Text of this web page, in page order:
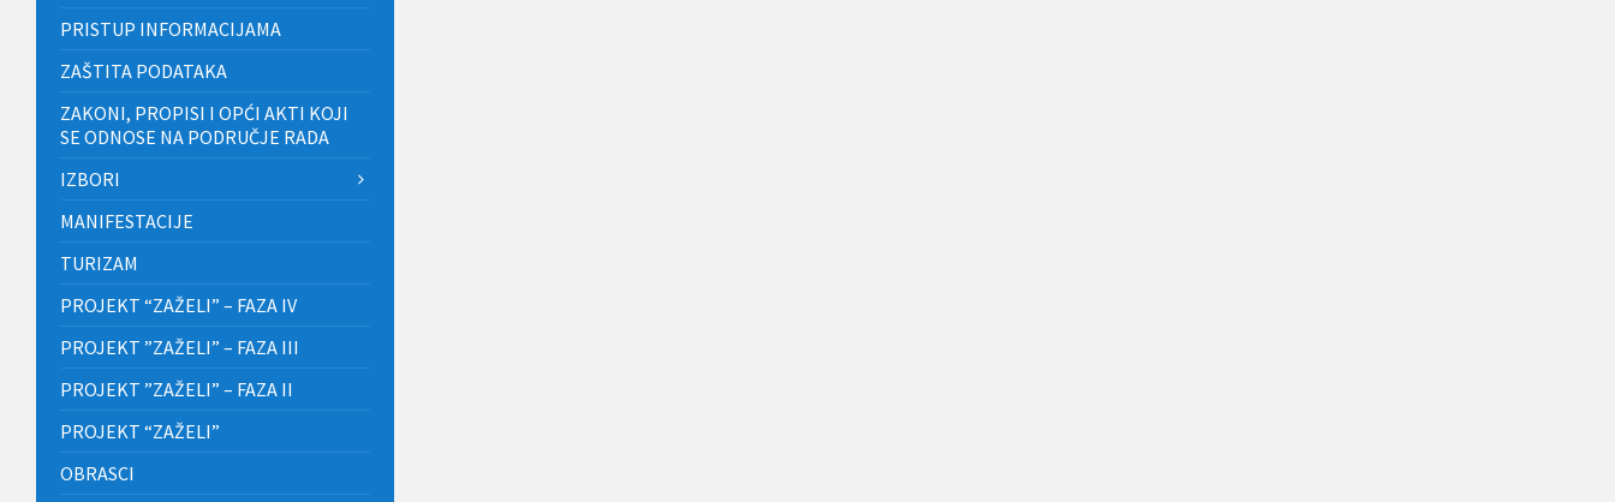
PRISTUP INFORMACIJAMA
ZAŠTITA PODATAKA
ZAKONI, PROPISI I OPĆI AKTI KOJI
SE ODNOSE NA PODRUČJE RADA
IZBORI
MANIFESTACIJE
TURIZAM
PROJEKT “ZAŽELI” – FAZA IV
PROJEKT ”ZAŽELI” – FAZA III
PROJEKT ”ZAŽELI” – FAZA II
PROJEKT “ZAŽELI”
OBRASCI